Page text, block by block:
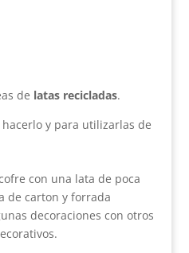
de latas recicladas.
y para utilizarlas de
con una lata de poca
de carton y forrada
decoraciones con otros